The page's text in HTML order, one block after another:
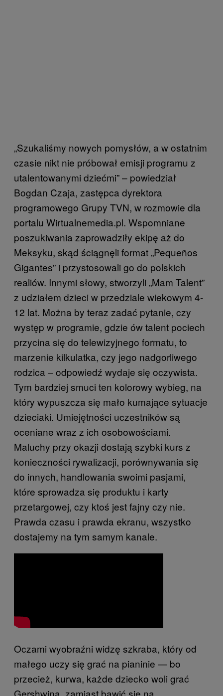
„Szukaliśmy nowych pomysłów, a w ostatnim
czasie nikt nie próbował emisji programu z
utalentowanymi dziećmi” – powiedział
Bogdan Czaja, zastępca dyrektora
programowego Grupy TVN, w rozmowie dla
portalu Wirtualnemedia.pl. Wspomniane
poszukiwania zaprowadziły ekipę aż do
Meksyku, skąd ściągnęli format „Pequeños
Gigantes” i przystosowali go do polskich
realiów. Innymi słowy, stworzyli „Mam Talent”
z udziałem dzieci w przedziale wiekowym 4-
12 lat. Można by teraz zadać pytanie, czy
występ w programie, gdzie ów talent pociech
przycina się do telewizyjnego formatu, to
marzenie kilkulatka, czy jego nadgorliwego
rodzica – odpowiedź wydaje się oczywista.
Tym bardziej smuci ten kolorowy wybieg, na
który wypuszcza się mało kumające sytuacje
dzieciaki. Umiejętności uczestników są
oceniane wraz z ich osobowościami.
Maluchy przy okazji dostają szybki kurs z
konieczności rywalizacji, porównywania się
do innych, handlowania swoimi pasjami,
które sprowadza się produktu i karty
przetargowej, czy ktoś jest fajny czy nie.
Prawda czasu i prawda ekranu, wszystko
dostajemy na tym samym kanale.
Oczami wyobraźni widzę szkraba, który od
małego uczy się grać na pianinie — bo
przecież, kurwa, każde dziecko woli grać
Gershwina, zamiast bawić się na